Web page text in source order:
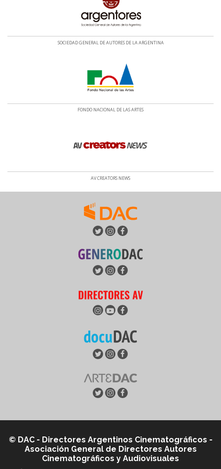
SOCIEDAD GENERAL DE AUTORES DE LA ARGENTINA
FONDO NACIONAL DE LAS ARTES
AV CREATORS NEWS
© DAC - Directores Argentinos Cinematográficos -
Asociación General de Directores Autores
Cinematográficos y Audiovisuales